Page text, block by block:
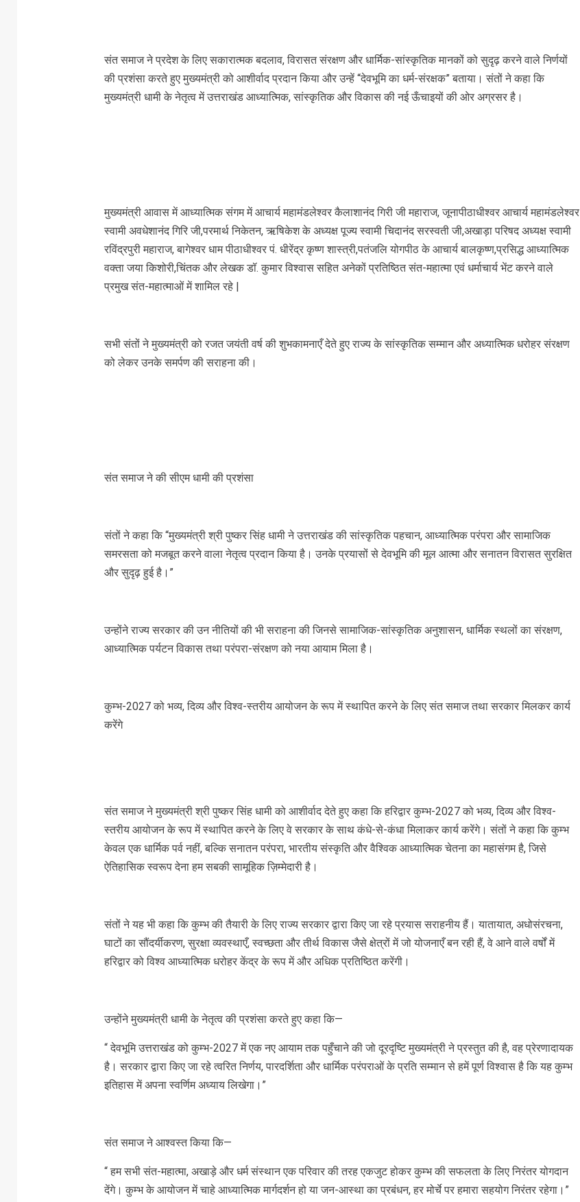
संत समाज ने प्रदेश के लिए सकारात्मक बदलाव, विरासत संरक्षण और धार्मिक-सांस्कृतिक मानकों को सुदृढ़ करने वाले निर्णयों
की प्रशंसा करते हुए मुख्यमंत्री को आशीर्वाद प्रदान किया और उन्हें “देवभूमि का धर्म-संरक्षक” बताया। संतों ने कहा कि
मुख्यमंत्री धामी के नेतृत्व में उत्तराखंड आध्यात्मिक, सांस्कृतिक और विकास की नई ऊँचाइयों की ओर अग्रसर है।
मुख्यमंत्री आवास में आध्यात्मिक संगम में आचार्य महामंडलेश्वर कैलाशानंद गिरी जी महाराज, जूनापीठाधीश्वर आचार्य महामंडलेश्वर
स्वामी अवधेशानंद गिरि जी,परमार्थ निकेतन, ऋषिकेश के अध्यक्ष पूज्य स्वामी चिदानंद सरस्वती जी,अखाड़ा परिषद अध्यक्ष स्वामी
रविंद्रपुरी महाराज, बागेश्वर धाम पीठाधीश्वर पं. धीरेंद्र कृष्ण शास्त्री,पतंजलि योगपीठ के आचार्य बालकृष्ण,प्रसिद्ध आध्यात्मिक
वक्ता जया किशोरी,चिंतक और लेखक डॉ. कुमार विश्वास सहित अनेकों प्रतिष्ठित संत-महात्मा एवं धर्माचार्य भेंट करने वाले
प्रमुख संत-महात्माओं में शामिल रहे |
सभी संतों ने मुख्यमंत्री को रजत जयंती वर्ष की शुभकामनाएँ देते हुए राज्य के सांस्कृतिक सम्मान और अध्यात्मिक धरोहर संरक्षण
को लेकर उनके समर्पण की सराहना की।
संत समाज ने की सीएम धामी की प्रशंसा
संतों ने कहा कि “मुख्यमंत्री श्री पुष्कर सिंह धामी ने उत्तराखंड की सांस्कृतिक पहचान, आध्यात्मिक परंपरा और सामाजिक
समरसता को मजबूत करने वाला नेतृत्व प्रदान किया है। उनके प्रयासों से देवभूमि की मूल आत्मा और सनातन विरासत सुरक्षित
और सुदृढ़ हुई है।”
उन्होंने राज्य सरकार की उन नीतियों की भी सराहना की जिनसे सामाजिक-सांस्कृतिक अनुशासन, धार्मिक स्थलों का संरक्षण,
आध्यात्मिक पर्यटन विकास तथा परंपरा-संरक्षण को नया आयाम मिला है।
कुम्भ-2027 को भव्य, दिव्य और विश्व-स्तरीय आयोजन के रूप में स्थापित करने के लिए संत समाज तथा सरकार मिलकर कार्य
करेंगे
संत समाज ने मुख्यमंत्री श्री पुष्कर सिंह धामी को आशीर्वाद देते हुए कहा कि हरिद्वार कुम्भ-2027 को भव्य, दिव्य और विश्व-
स्तरीय आयोजन के रूप में स्थापित करने के लिए वे सरकार के साथ कंधे-से-कंधा मिलाकर कार्य करेंगे। संतों ने कहा कि कुम्भ
केवल एक धार्मिक पर्व नहीं, बल्कि सनातन परंपरा, भारतीय संस्कृति और वैश्विक आध्यात्मिक चेतना का महासंगम है, जिसे
ऐतिहासिक स्वरूप देना हम सबकी सामूहिक ज़िम्मेदारी है।
संतों ने यह भी कहा कि कुम्भ की तैयारी के लिए राज्य सरकार द्वारा किए जा रहे प्रयास सराहनीय हैं। यातायात, अधोसंरचना,
घाटों का सौंदर्यीकरण, सुरक्षा व्यवस्थाएँ, स्वच्छता और तीर्थ विकास जैसे क्षेत्रों में जो योजनाएँ बन रही हैं, वे आने वाले वर्षों में
हरिद्वार को विश्व आध्यात्मिक धरोहर केंद्र के रूप में और अधिक प्रतिष्ठित करेंगी।
उन्होंने मुख्यमंत्री धामी के नेतृत्व की प्रशंसा करते हुए कहा कि—
“ देवभूमि उत्तराखंड को कुम्भ-2027 में एक नए आयाम तक पहुँचाने की जो दूरदृष्टि मुख्यमंत्री ने प्रस्तुत की है, वह प्रेरणादायक
है। सरकार द्वारा किए जा रहे त्वरित निर्णय, पारदर्शिता और धार्मिक परंपराओं के प्रति सम्मान से हमें पूर्ण विश्वास है कि यह कुम्भ
इतिहास में अपना स्वर्णिम अध्याय लिखेगा।”
संत समाज ने आश्वस्त किया कि—
“ हम सभी संत-महात्मा, अखाड़े और धर्म संस्थान एक परिवार की तरह एकजुट होकर कुम्भ की सफलता के लिए निरंतर योगदान
देंगे। कुम्भ के आयोजन में चाहे आध्यात्मिक मार्गदर्शन हो या जन-आस्था का प्रबंधन, हर मोर्चे पर हमारा सहयोग निरंतर रहेगा।”